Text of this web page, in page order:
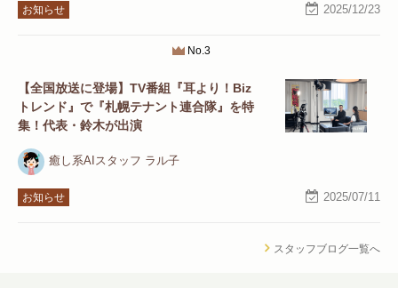
お知らせ 2025/12/23
No.3
【全国放送に登場】TV番組『耳より！Biz
トレンド』で『札幌テナント連合隊』を特
集！代表・鈴木が出演
癒し系AIスタッフ ラル子
お知らせ 2025/07/11
スタッフブログ一覧へ